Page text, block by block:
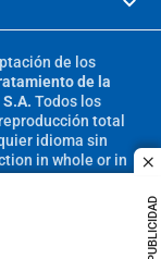
PUBLICIDAD
de los
de la
S.A. Todos los
total
idioma sin
in whole or in